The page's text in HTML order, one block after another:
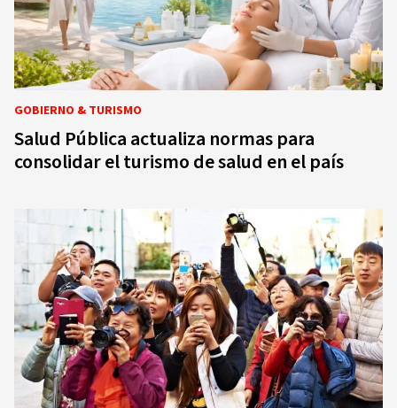
GOBIERNO & TURISMO
Salud Pública actualiza normas para
consolidar el turismo de salud en el país